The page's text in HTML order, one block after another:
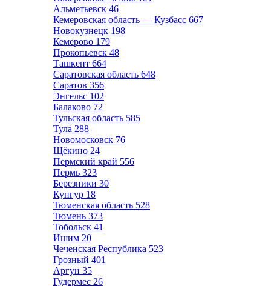
Альметьевск 46
Кемеровская область — Кузбасс 667
Новокузнецк 198
Кемерово 179
Прокопьевск 48
Ташкент 664
Саратовская область 648
Саратов 356
Энгельс 102
Балаково 72
Тульская область 585
Тула 288
Новомосковск 76
Щёкино 24
Пермский край 556
Пермь 323
Березники 30
Кунгур 18
Тюменская область 528
Тюмень 373
Тобольск 41
Ишим 20
Чеченская Республика 523
Грозный 401
Аргун 35
Гудермес 26